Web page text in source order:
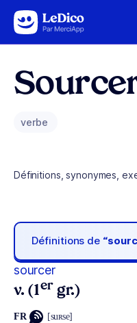
Aller au contenu
verbe
Définitions, synonymes,
Définitions de
sourcer
v. (1er gr.)
FR [suʀse]